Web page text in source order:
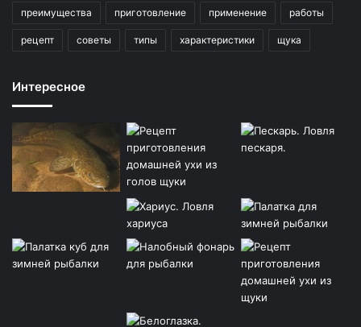
преимущества приготовление применение работы
рецепт советы типы характеристики щука
Интересное